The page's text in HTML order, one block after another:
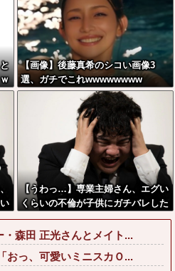
【画像】後藤真希のシコい画像3
選、ガチでこれwwwwwwww
【うわっ…】専業主婦さん、エグい
くらいの不倫が子供にガチバレした
結果…
・森田 正光さんとメイト...
おっ、可愛いミニスカＯ...